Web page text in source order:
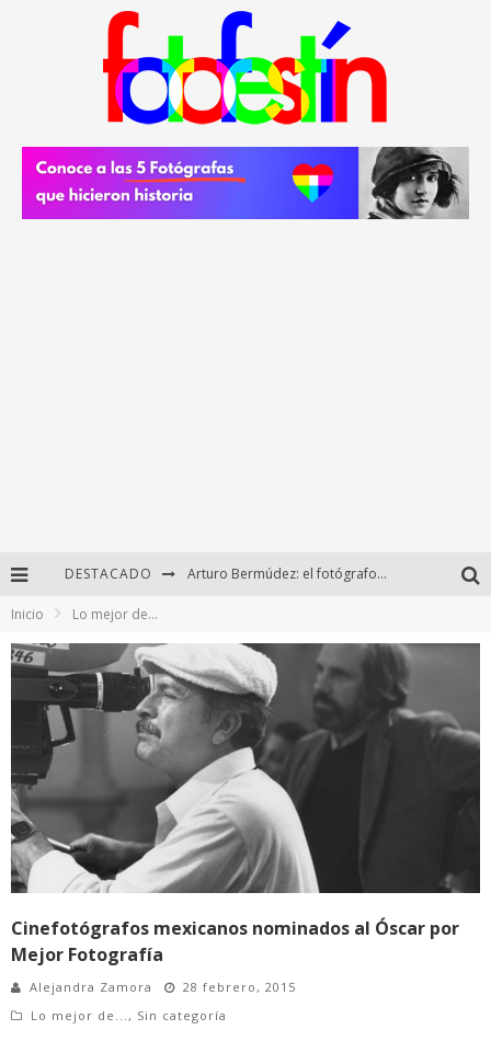
DESTACADO Regalos originales para amantes de la fotografía: ideas creativas y útiles
Inicio Lo mejor de...
Cinefotógrafos mexicanos nominados al Óscar por
Mejor Fotografía
Alejandra Zamora
28 febrero, 2015
Lo mejor de..., Sin categoría